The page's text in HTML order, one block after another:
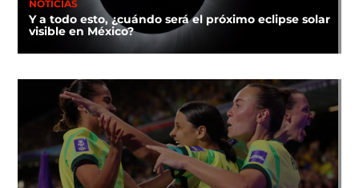
NOTICIAS
Y a todo esto, ¿cuándo será el próximo eclipse solar
visible en México?